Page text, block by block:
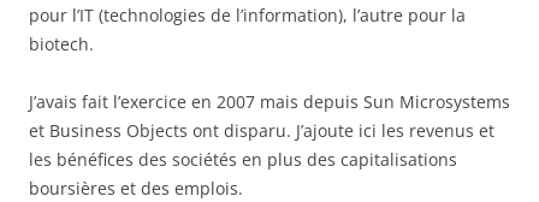
pour l’IT (technologies de l’information), l’autre pour la
biotech.
J’avais fait l’exercice en 2007 mais depuis Sun Microsystems
et Business Objects ont disparu. J’ajoute ici les revenus et
les bénéfices des sociétés en plus des capitalisations
boursières et des emplois.